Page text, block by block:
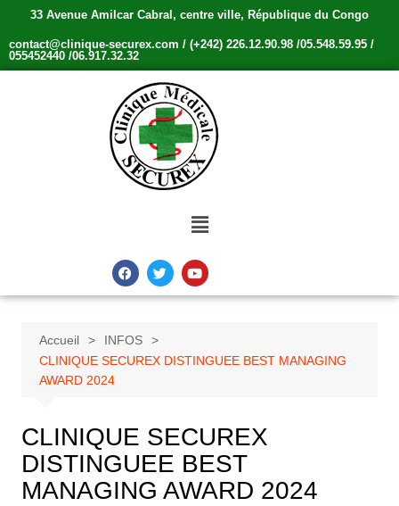
33 Avenue Amilcar Cabral, centre ville, République du Congo
contact@clinique-securex.com / (+242) 226.12.90.98 /05.548.59.95 /
055452440 /06.917.32.32
Accueil
INFOS
CLINIQUE SECUREX DISTINGUEE BEST MANAGING
AWARD 2024
CLINIQUE SECUREX
DISTINGUEE BEST
MANAGING AWARD 2024